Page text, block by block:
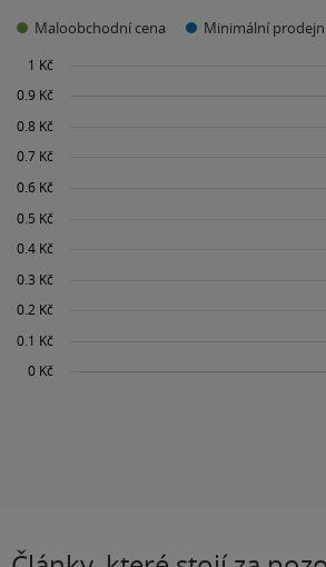
Maloobchodní cena Minimální